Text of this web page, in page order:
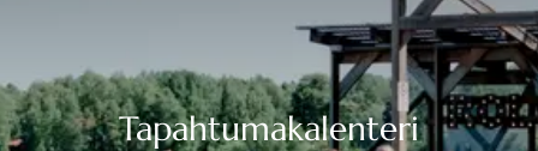
Tapahtumakalenteri